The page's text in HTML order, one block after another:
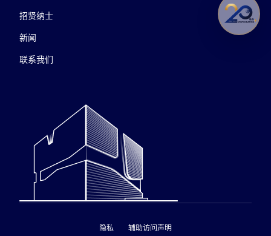
招贤纳士
新闻
联系我们
隐私 辅助访问声明